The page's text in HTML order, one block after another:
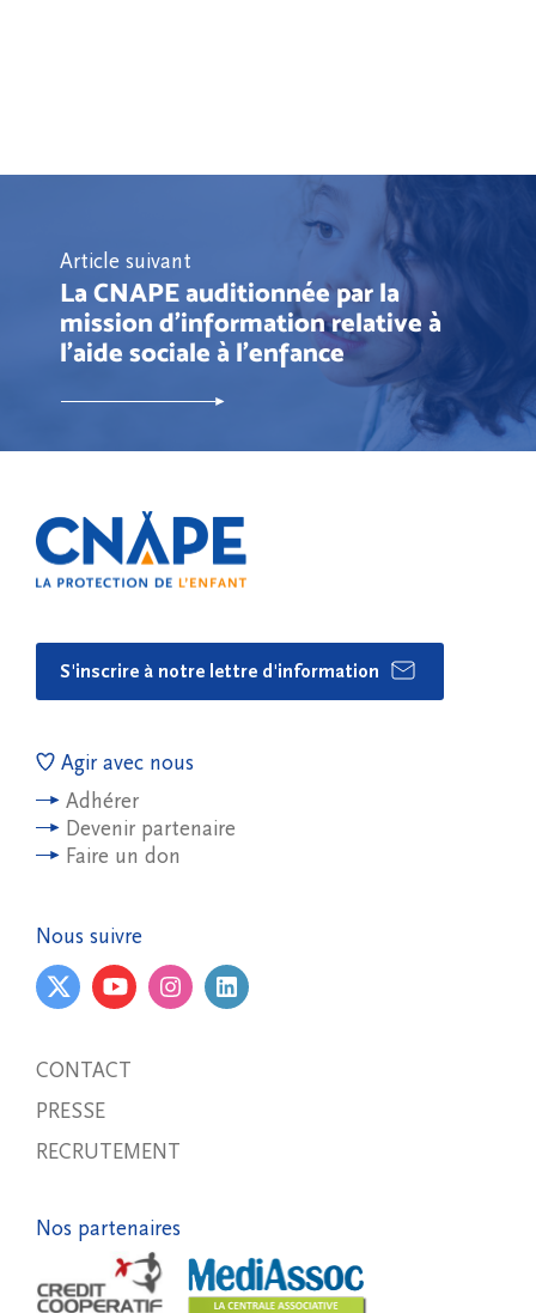
Article suivant
La CNAPE auditionnée par la
mission d'information relative à
l'aide sociale à l'enfance
S'inscrire à notre lettre d'information
Agir avec nous
Adhérer
Devenir partenaire
Faire un don
Nous suivre
CONTACT
PRESSE
RECRUTEMENT
Nos partenaires